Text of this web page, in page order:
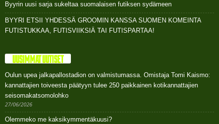
Byyrin uusi sarja sukeltaa suomalaisen futiksen sydämeen
BYYRI ETSII YHDESSÄ GROOMIN KANSSA SUOMEN KOMEINTA
FUTISTUKKAA, FUTISVIIKSIÄ TAI FUTISPARTAA!
UUSIMMAT UUTISET
Oulun upea jalkapallostadion on valmistumassa. Omistaja Tomi Kaismo:
kannattajien toiveesta päätyyn tulee 250 paikkainen kotikannattajien
seisomakatsomolohko
27/06/2026
Olemmeko me kaksikymmentäkuusi?